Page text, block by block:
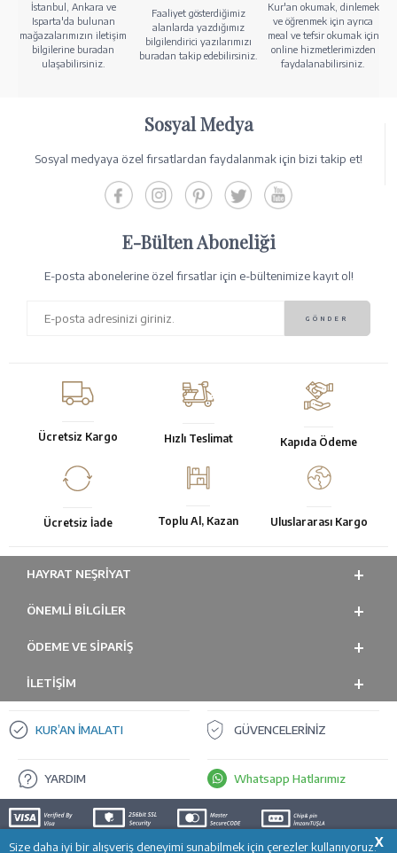
X
Size daha iyi bir alışveriş deneyimi sunabilmek için çerezler kullanıyoruz.
İstanbul, Ankara ve
Isparta'da bulunan
mağazalarımızın iletişim
bilgilerine buradan
ulaşabilirsiniz.
Faaliyet gösterdiğimiz
alanlarda yazdığımız
bilgilendirici yazılarımızı
buradan takip edebilirsiniz.
Kur'an okumak, dinlemek
ve öğrenmek için ayrıca
meal ve tefsir okumak için
online hizmetlerimizden
faydalanabilirsiniz.
Sosyal Medya
Sosyal medyaya özel fırsatlardan faydalanmak için bizi takip et!
E-Bülten Aboneliği
E-posta abonelerine özel fırsatlar için e-bültenimize kayıt ol!
Ücretsiz Kargo Hızlı Teslimat Kapıda Ödeme
Ücretsiz İade Toplu Al, Kazan Uluslararası Kargo
HAYRAT NEŞRIYAT
ÖNEMLI BILGILER
ÖDEME VE SİPARİŞ
İLETİŞİM
KUR’AN İMALATI GÜVENCELERİNİZ
YARDIM Whatsapp Hatlarımız